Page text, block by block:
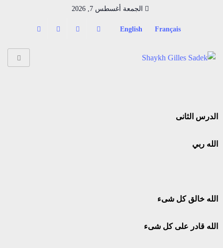
الجمعة أغسطس 7, 2026
Français
English
الدرس الثانى
الله ربي
الله خالق كل شىء
الله قادر على كل شىء